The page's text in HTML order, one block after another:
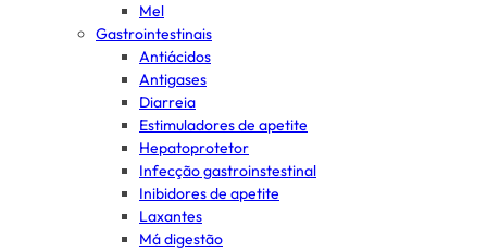
Mel
Gastrointestinais
Antiácidos
Antigases
Diarreia
Estimuladores de apetite
Hepatoprotetor
Infecção gastroinstestinal
Inibidores de apetite
Laxantes
Má digestão